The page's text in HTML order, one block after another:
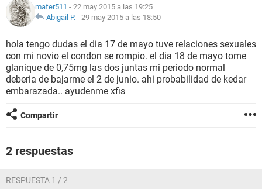
NUTRICIÓN
BIENESTAR
SEXUALIDAD
GLOSARIO
mafer511 - 22 may 2015 a las 19:25
Abigail P. - 29 may 2015 a las 18:50
hola tengo dudas el dia 17 de mayo tuve relaciones sexuales
con mi novio el condon se rompio. el dia 18 de mayo tome
glanique de 0,75mg las dos juntas mi periodo normal
deberia de bajarme el 2 de junio. ahi probabilidad de kedar
embarazada.. ayudenme xfis
Compartir
2 respuestas
RESPUESTA 1 / 2